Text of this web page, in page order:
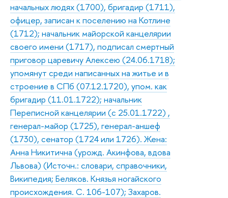
начальных людях (1700), бригадир (1711),
офицер, записан к поселению на Котлине
(1712); начальник майорской канцелярии
своего имени (1717), подписал смертный
приговор царевичу Алексею (24.06.1718);
упомянут среди написанных на житье и в
строение в СПб (07.12.1720), упом. как
бригадир (11.01.1722); начальник
Переписной канцелярии (с 25.01.1722) ,
генерал-майор (1725), генерал-аншеф
(1730), сенатор (1724 или 1726). Жена:
Анна Никитична (урожд. Акинфова, вдова
Львова) (Источн.: словари, справочники,
Википедия; Беляков. Князья ногайского
происхождения. С. 106-107); Захаров.